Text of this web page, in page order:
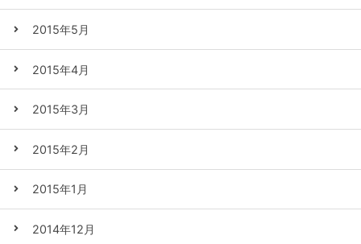
2015年5月
2015年4月
2015年3月
2015年2月
2015年1月
2014年12月